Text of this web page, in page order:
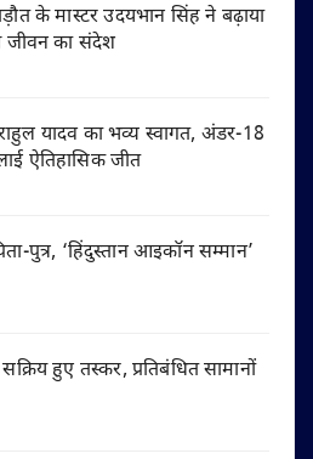
के मास्टर उदयभान सिंह ने बढ़ाया
जीवन का संदेश
यादव का भव्य स्वागत, अंडर-18
ऐतिहासिक जीत
पुत्र, ‘हिंदुस्तान आइकॉन सम्मान’
हुए तस्कर, प्रतिबंधित सामानों